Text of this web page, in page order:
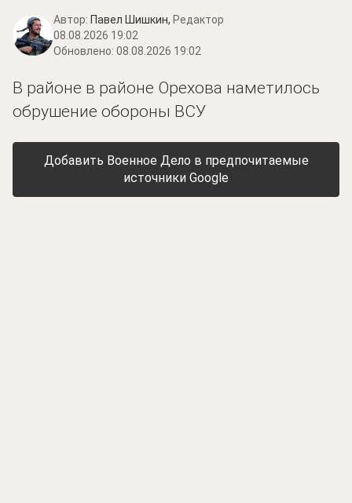
Автор: Павел Шишкин, Редактор
08.08.2026 19:02
Обновлено: 08.08.2026 19:02
В районе в районе Орехова наметилось
обрушение обороны ВСУ
Добавить Военное Дело в предпочитаемые
источники Google